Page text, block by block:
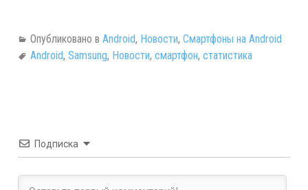
Опубликовано в Android, Новости, Смартфоны на Android
Android, Samsung, Новости, смартфон, статистика
Подписка